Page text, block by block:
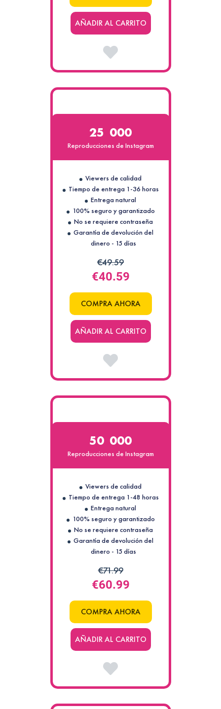
AÑADIR AL CARRITO
25 000
Reproducciones de Instagram
Viewers de calidad
Tiempo de entrega 1-36 horas
Entrega natural
100% seguro y garantizado
No se requiere contraseña
Garantía de devolución del
dinero - 15 días
€49.59
€40.59
COMPRA AHORA
AÑADIR AL CARRITO
50 000
Reproducciones de Instagram
Viewers de calidad
Tiempo de entrega 1-48 horas
Entrega natural
100% seguro y garantizado
No se requiere contraseña
Garantía de devolución del
dinero - 15 días
€71.99
€60.99
COMPRA AHORA
AÑADIR AL CARRITO